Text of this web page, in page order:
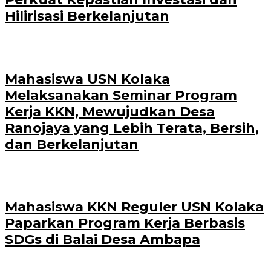
Hilirisasi Berkelanjutan
Mahasiswa USN Kolaka
Melaksanakan Seminar Program
Kerja KKN, Mewujudkan Desa
Ranojaya yang Lebih Terata, Bersih,
dan Berkelanjutan
Mahasiswa KKN Reguler USN Kolaka
Paparkan Program Kerja Berbasis
SDGs di Balai Desa Ambapa